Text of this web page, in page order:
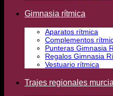
Gimnasia rítmica
Aparatos rítmica
Complementos
Punteras Gimnasia
Regalos Gimnasia
Vestuario rítmica
Trajes regionales